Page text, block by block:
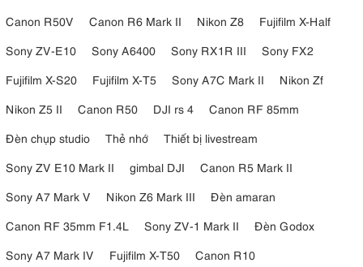
Canon R50V
Canon R6 Mark II Nikon Z8
Fujifilm X-Half
Sony ZV-E10
Sony A6400 Sony RX1R III
Sony FX2
Fujifilm X-S20
Fujifilm X-T5 Sony A7C Mark II
Nikon Zf
Nikon Z5 II
Canon R50 DJI rs 4
Canon RF 85mm
Đèn chụp studio
Thẻ nhớ
Thiết bị livestream
Sony ZV E10 Mark II
gimbal DJI
Canon R5 Mark II
Sony A7 Mark V
Nikon Z6 Mark III
Đèn amaran
Canon RF 35mm F1.4L
Sony ZV-1 Mark II
Đèn Godox
Sony A7 Mark IV
Fujifilm X-T50
Canon R10